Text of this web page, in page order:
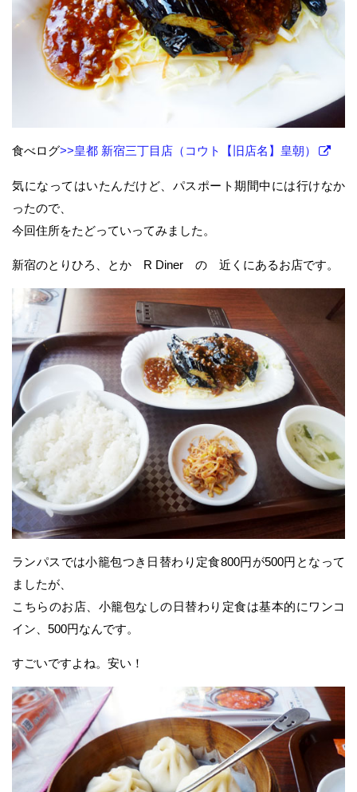
食べログ>>皇都 新宿三丁目店（コウト【旧店名】皇朝）
気になってはいたんだけど、パスポート期間中には行けなか
ったので、
今回住所をたどっていってみました。
新宿のとりひろ、とか R Diner の 近くにあるお店です。
ランパスでは小籠包つき日替わり定食800円が500円となって
ましたが、
こちらのお店、小籠包なしの日替わり定食は基本的にワンコ
イン、500円なんです。
すごいですよね。安い！